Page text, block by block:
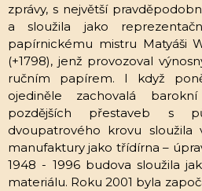
zprávy, s největší
a sloužila jako
papírnickému mistru Matyáši
(+1798), jenž provozoval
ručním papírem. I když
ojediněle zachovalá
pozdějších přestaveb s
dvoupatrového krovu sloužila
manufaktury jako třídírna –
1948 - 1996 budova sloužila
materiálu. Roku 2001 byla